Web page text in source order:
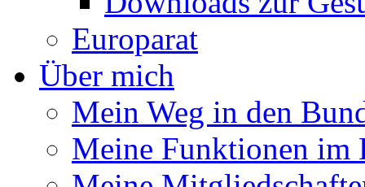
Europarat
Über mich
Mein Weg in den
Meine Funktionen im